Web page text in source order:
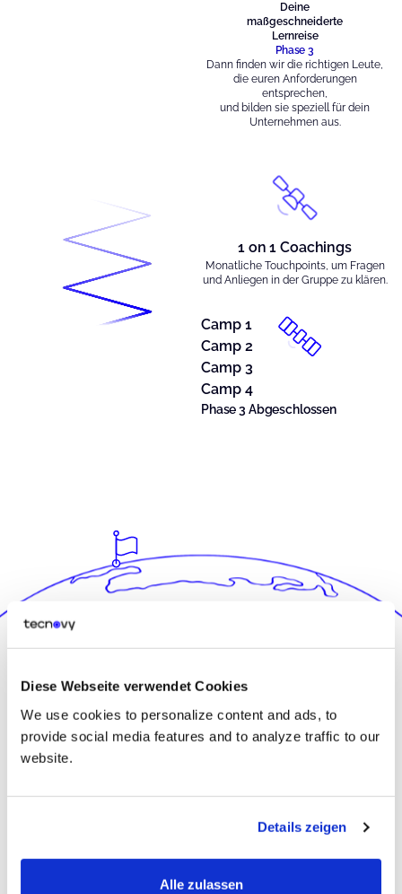
Diese Webseite verwendet Cookies
We use cookies to personalize content and ads, to
provide social media features and to analyze traffic to our
website.
Details zeigen
Alle zulassen
Deine
maßgeschneiderte
Lernreise
Phase 3
Dann finden wir die richtigen Leute,
die euren Anforderungen
entsprechen,
und bilden sie speziell für dein
Unternehmen aus.
1 on 1 Coachings
Monatliche Touchpoints, um Fragen
und Anliegen in der Gruppe zu klären.
Camp 1
Camp 2
Camp 3
Camp 4
Phase 3 Abgeschlossen
Aber wie unterscheidet sich tecnovy von anderen
Personalvermittlungsagenturen, die täglich Hunderte automatisierter E-
Mails und LinkedIn-Nachrichten schicken?
Nun, wir haben keine fertigen Kandidaten, die wir deinem Unternehmen